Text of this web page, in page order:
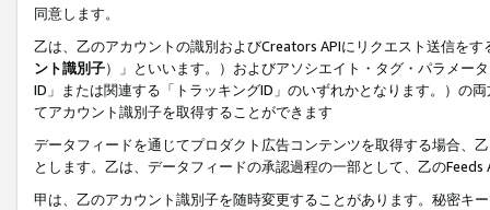
同意します。
乙は、乙のアカウントの識別およびCreators APIにリクエスト送信を
ント識別子）」といいます。）およびアソシエイト・タグ・パラメー
ID」または関連する「トラッキングID」のいずれかとなります。）の
てアカウント識別子を取得することができます
データフィードを通じてプロダクト広告コンテンツを取得する場合、
とします。乙は、データフィードの承認過程の一部として、乙の
甲は、乙のアカウント識別子を随時変更することがあります。秘密キ